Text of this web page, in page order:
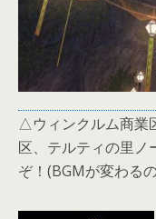
△ウィンクルム商業
区、テルティの里ノ
ぞ！(BGMが変わる